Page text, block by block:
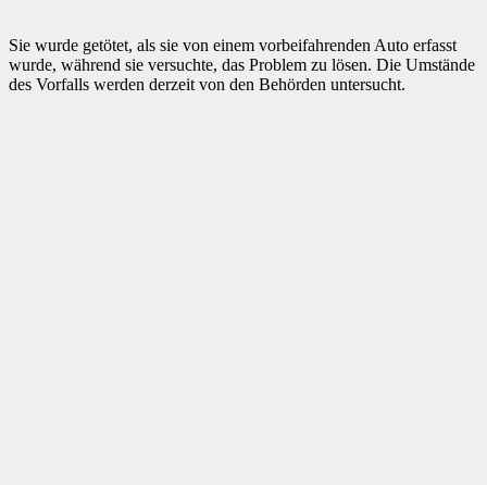
Sie wurde getötet, als sie von einem vorbeifahrenden Auto erfasst
wurde, während sie versuchte, das Problem zu lösen. Die Umstände
des Vorfalls werden derzeit von den Behörden untersucht.